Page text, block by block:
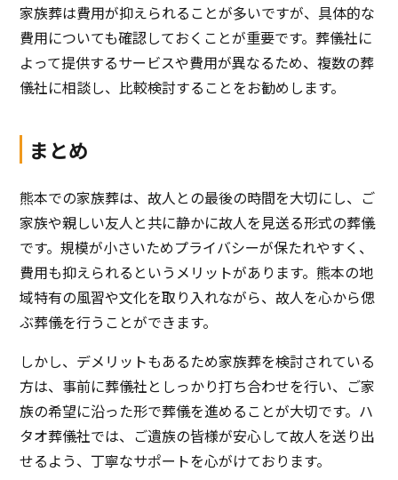
家族葬は費用が抑えられることが多いですが、具体的な
費用についても確認しておくことが重要です。葬儀社に
よって提供するサービスや費用が異なるため、複数の葬
儀社に相談し、比較検討することをお勧めします。
まとめ
熊本での家族葬は、故人との最後の時間を大切にし、ご
家族や親しい友人と共に静かに故人を見送る形式の葬儀
です。規模が小さいためプライバシーが保たれやすく、
費用も抑えられるというメリットがあります。熊本の地
域特有の風習や文化を取り入れながら、故人を心から偲
ぶ葬儀を行うことができます。
しかし、デメリットもあるため家族葬を検討されている
方は、事前に葬儀社としっかり打ち合わせを行い、ご家
族の希望に沿った形で葬儀を進めることが大切です。ハ
タオ葬儀社では、ご遺族の皆様が安心して故人を送り出
せるよう、丁寧なサポートを心がけております。